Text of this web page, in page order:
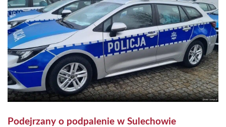
Podejrzany o podpalenie w Sulechowie